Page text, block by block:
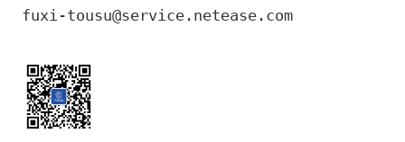
fuxi-tousu@service.netease.com